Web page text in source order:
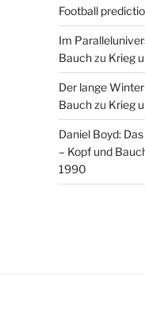
Football
Im
Bauchzu Krieg
Der lange
Bauchzu Krieg
Daniel Boyd:
– Kopf und
1990